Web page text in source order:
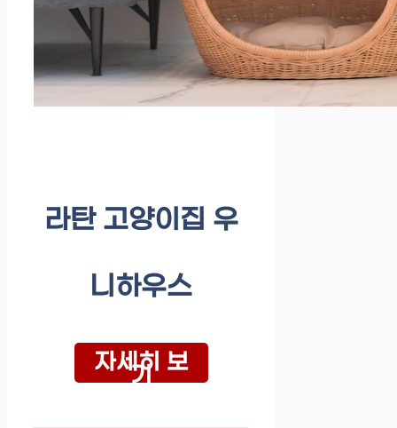
라탄 고양이집 우
니하우스
자세히 보
기